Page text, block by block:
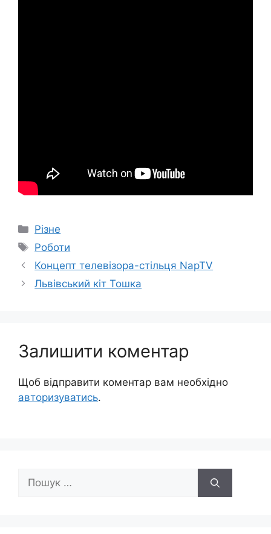
Категорії
Різне
Позначки
Роботи
Концепт телевізора-стільця NapTV
Львівський кіт Тошка
Залишити коментар
Щоб відправити коментар вам необхідно
авторизуватись.
Пошук: